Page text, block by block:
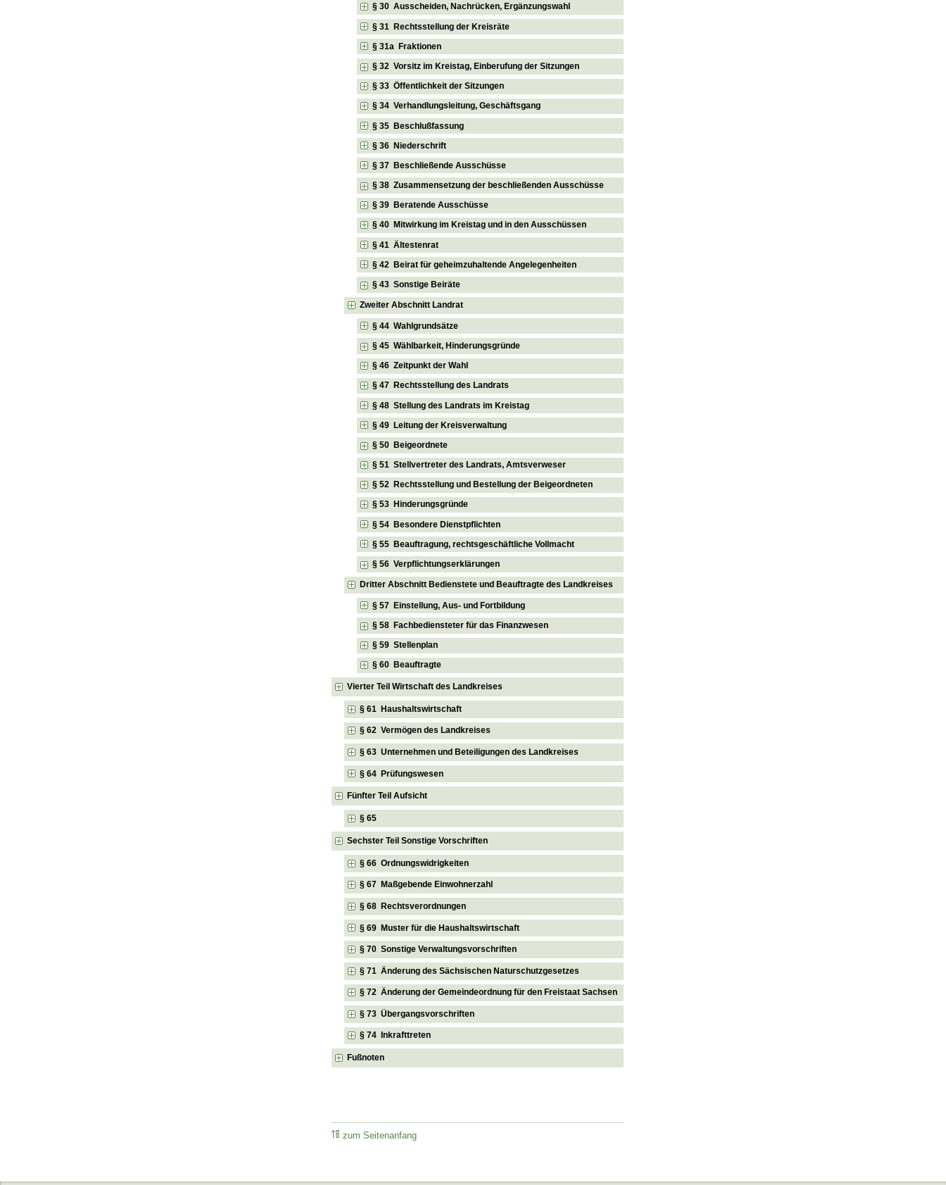
§ 30 Ausscheiden, Nachrücken, Ergänzungswahl
§ 31 Rechtsstellung der Kreisräte
§ 31a Fraktionen
§ 32 Vorsitz im Kreistag, Einberufung der Sitzungen
§ 33 Öffentlichkeit der Sitzungen
§ 34 Verhandlungsleitung, Geschäftsgang
§ 35 Beschlußfassung
§ 36 Niederschrift
§ 37 Beschließende Ausschüsse
§ 38 Zusammensetzung der beschließenden Ausschüsse
§ 39 Beratende Ausschüsse
§ 40 Mitwirkung im Kreistag und in den Ausschüssen
§ 41 Ältestenrat
§ 42 Beirat für geheimzuhaltende Angelegenheiten
§ 43 Sonstige Beiräte
Zweiter Abschnitt Landrat
§ 44 Wahlgrundsätze
§ 45 Wählbarkeit, Hinderungsgründe
§ 46 Zeitpunkt der Wahl
§ 47 Rechtsstellung des Landrats
§ 48 Stellung des Landrats im Kreistag
§ 49 Leitung der Kreisverwaltung
§ 50 Beigeordnete
§ 51 Stellvertreter des Landrats, Amtsverweser
§ 52 Rechtsstellung und Bestellung der Beigeordneten
§ 53 Hinderungsgründe
§ 54 Besondere Dienstpflichten
§ 55 Beauftragung, rechtsgeschäftliche Vollmacht
§ 56 Verpflichtungserklärungen
Dritter Abschnitt Bedienstete und Beauftragte des Landkreises
§ 57 Einstellung, Aus- und Fortbildung
§ 58 Fachbediensteter für das Finanzwesen
§ 59 Stellenplan
§ 60 Beauftragte
Vierter Teil Wirtschaft des Landkreises
§ 61 Haushaltswirtschaft
§ 62 Vermögen des Landkreises
§ 63 Unternehmen und Beteiligungen des Landkreises
§ 64 Prüfungswesen
Fünfter Teil Aufsicht
§ 65
Sechster Teil Sonstige Vorschriften
§ 66 Ordnungswidrigkeiten
§ 67 Maßgebende Einwohnerzahl
§ 68 Rechtsverordnungen
§ 69 Muster für die Haushaltswirtschaft
§ 70 Sonstige Verwaltungsvorschriften
§ 71 Änderung des Sächsischen Naturschutzgesetzes
§ 72 Änderung der Gemeindeordnung für den Freistaat Sachsen
§ 73 Übergangsvorschriften
§ 74 Inkrafttreten
Fußnoten
zum Seitenanfang